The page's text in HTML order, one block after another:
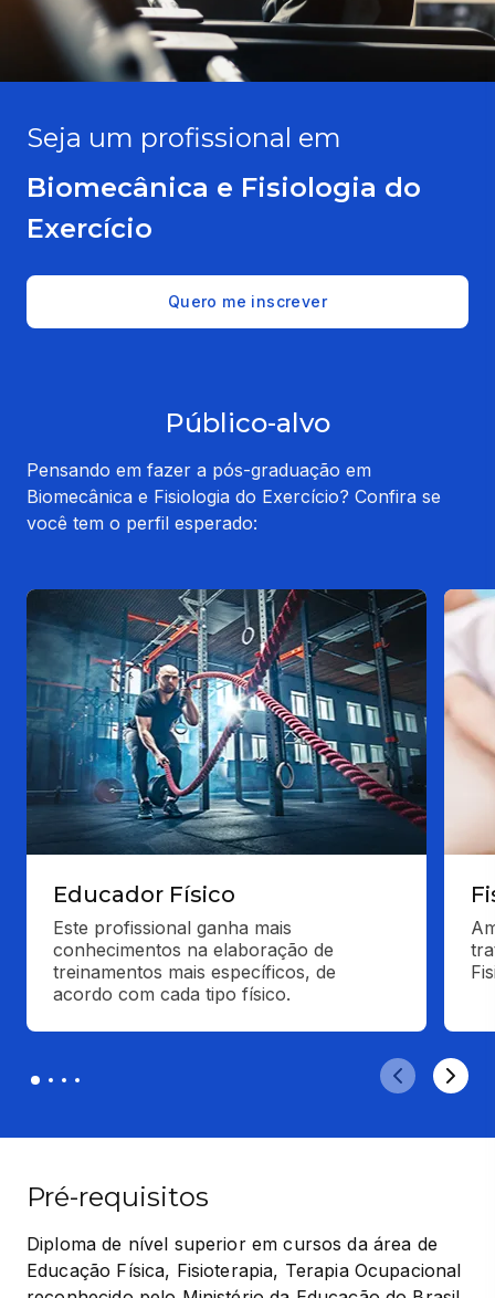
Seja um profissional em
Biomecânica e Fisiologia do
Exercício
Quero me inscrever
Público-alvo
Pensando em fazer a pós-graduação em
Biomecânica e Fisiologia do Exercício? Confira se
você tem o perfil esperado:
Educador Físico
Este profissional ganha mais
conhecimentos na elaboração de
treinamentos mais específicos, de
acordo com cada tipo físico.
Pré-requisitos
Diploma de nível superior em cursos da área de
Educação Física, Fisioterapia, Terapia Ocupacional